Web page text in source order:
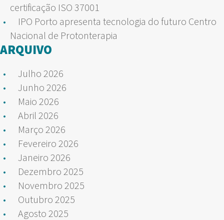
certificação ISO 37001
IPO Porto apresenta tecnologia do futuro Centro
Nacional de Protonterapia
ARQUIVO
Julho 2026
Junho 2026
Maio 2026
Abril 2026
Março 2026
Fevereiro 2026
Janeiro 2026
Dezembro 2025
Novembro 2025
Outubro 2025
Agosto 2025